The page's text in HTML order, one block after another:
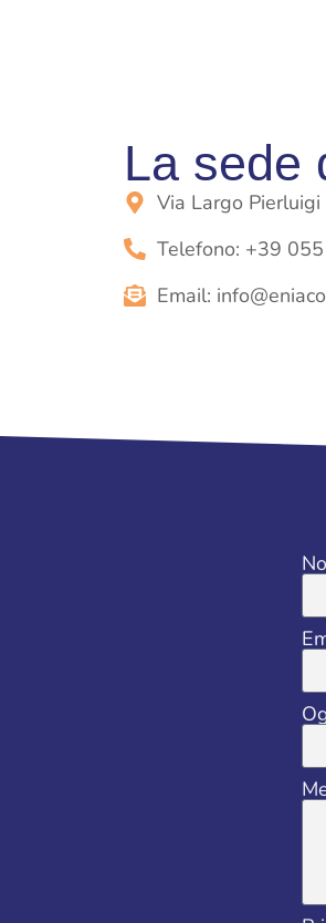
La sede
Via Largo
Telefono: +39
Email: